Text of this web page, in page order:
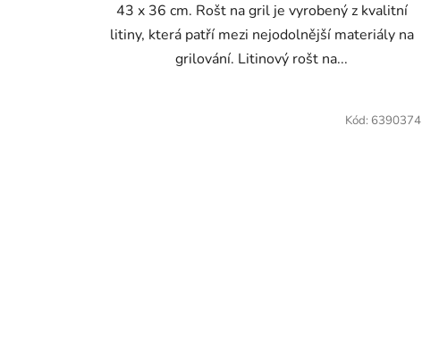
43 x 36 cm. Rošt na gril je vyrobený z kvalitní
litiny, která patří mezi nejodolnější materiály na
grilování. Litinový rošt na...
Kód: 6390374